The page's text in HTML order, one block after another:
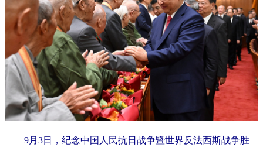
9月3日，纪念中国人民抗日战争暨世界反法西斯战争胜